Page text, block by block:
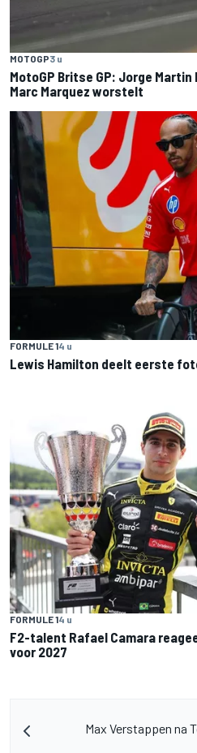
MOTOGP3 u
MotoGP Britse GP: Jorge
Marc Marquez worstelt
FORMULE 14 u
Lewis Hamilton deelt eerste
FORMULE 14 u
F2-talent Rafael Camara
voor 2027
Max Verstappen na